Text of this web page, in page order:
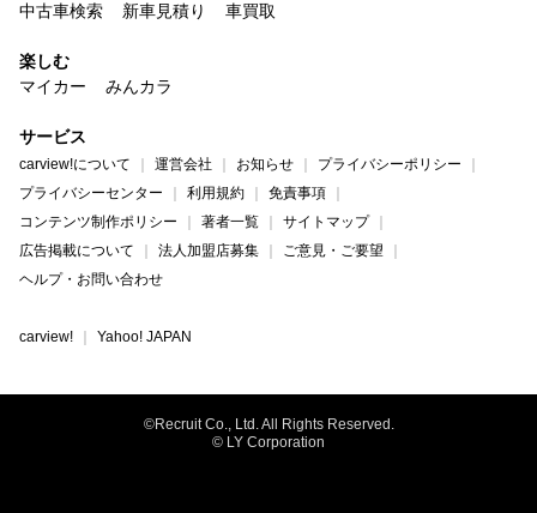
中古車検索
新車見積り 車買取
楽しむ
マイカー
みんカラ
サービス
carview!について 運営会社 お知らせ
プライバシーポリシー
プライバシーセンター
利用規約
免責事項
コンテンツ制作ポリシー
著者一覧
サイトマップ
広告掲載について
法人加盟店募集
ご意見・ご要望
ヘルプ・お問い合わせ
carview! Yahoo! JAPAN
©Recruit Co., Ltd. All Rights Reserved.
© LY Corporation